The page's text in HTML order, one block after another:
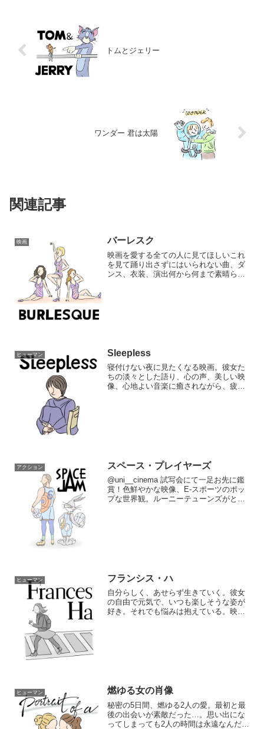
トムとジェリー
ワンダー 君は太陽
関連記事
映画 バーレスク
映画を愛する全ての人に見てほしいこれ
を見て踊り出さずにはいられない曲、ダ
ンス、衣装、演出何から何まで素晴らし
ヒューマン Sleepless
寝付けない夜に見たくなる映画。彼女た
ちの淡々とした語り、心の声、美しい映
像、心地よい音楽に癒されながら、疲れ
アクション スペース・プレイヤーズ
@uni__cinema 試写会にて一足お先に鑑
賞！色鮮やかな映像、E-スポーツのポッ
プな世界観。ルーニーテューンズがとに
ヒューマン フランシス・ハ
自分らしく、あせらず生きていく。彼女
の自由で元気で、いつも楽しそうな姿が
好き。それでも悩みは抱えている。映画
ヒューマン 燃ゆる女の肖像
秘密の5日間、燃ゆる2人の愛。最初と最
後の出会いが素敵だった…。思い出にな
ってしまっても2人の時間は永遠なんだろ